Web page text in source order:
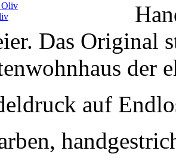
Das Original
der
auf